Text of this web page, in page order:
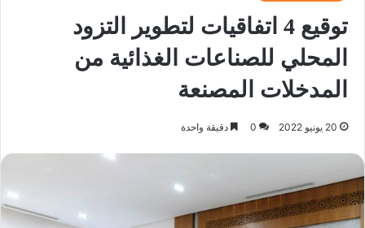
توقيع 4 اتفاقيات لتطوير التزود
المحلي للصناعات الغذائية من
المدخلات المصنعة
20 يونيو 2022 0 دقيقة واحدة